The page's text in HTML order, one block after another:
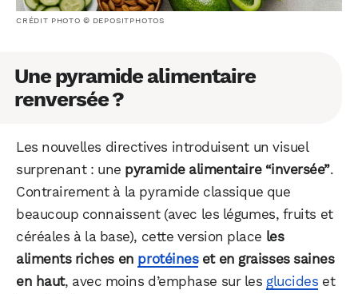
CRÉDIT PHOTO © DEPOSITPHOTOS
Une pyramide alimentaire
renversée ?
Les nouvelles directives introduisent un visuel
surprenant : une pyramide alimentaire “inversée”.
Contrairement à la pyramide classique que
beaucoup connaissent (avec les légumes, fruits et
céréales à la base), cette version place les
aliments riches en protéineset en graisses saines
en haut, avec moins d’emphase sur les glucides et